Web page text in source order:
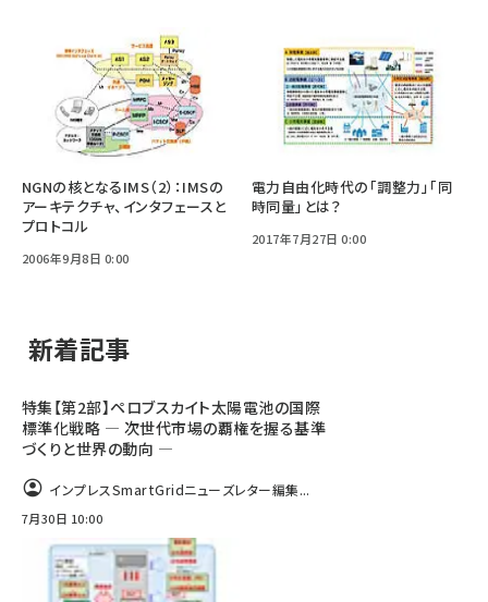
NGNの核となるIMS（2）：IMSの
アーキテクチャ、インタフェースと
プロトコル
2006年9月8日 0:00
電力自由化時代の「調整力」「同
時同量」とは？
2017年7月27日 0:00
新着記事
特集【第2部】ペロブスカイト太陽電池の国際
標準化戦略 ― 次世代市場の覇権を握る基準
づくりと世界の動向 ―
インプレスSmartGridニューズレター編集...
7月30日 10:00